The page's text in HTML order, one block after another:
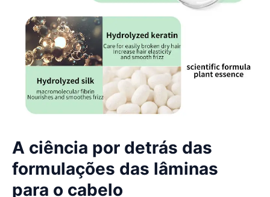
A ciência por detrás das
formulações das lâminas
para o cabelo